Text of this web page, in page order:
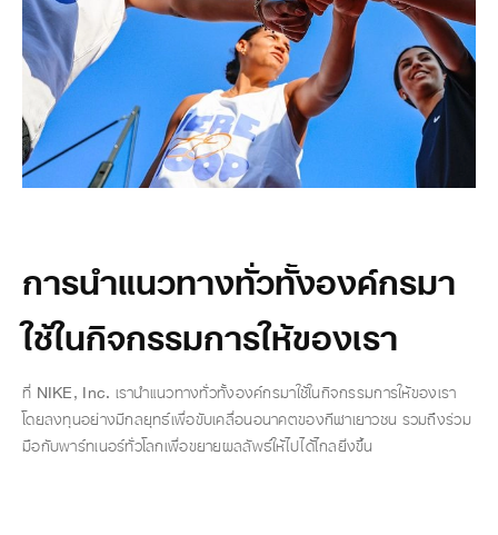
การนำแนวทางทั่วทั้งองค์กรมา
ใช้ในกิจกรรมการให้ของเรา
ที่ NIKE, Inc. เรานำแนวทางทั่วทั้งองค์กรมาใช้ในกิจกรรมการให้ของเรา
โดยลงทุนอย่างมีกลยุทธ์เพื่อขับเคลื่อนอนาคตของกีฬาเยาวชน รวมถึงร่วม
มือกับพาร์ทเนอร์ทั่วโลกเพื่อขยายผลลัพธ์ให้ไปได้ไกลยิ่งขึ้น